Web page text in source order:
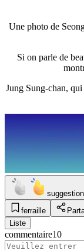
Une photo de
Si on parle de
Jung Sung-chan,
suggestion
ferraille
Liste
commentaire10